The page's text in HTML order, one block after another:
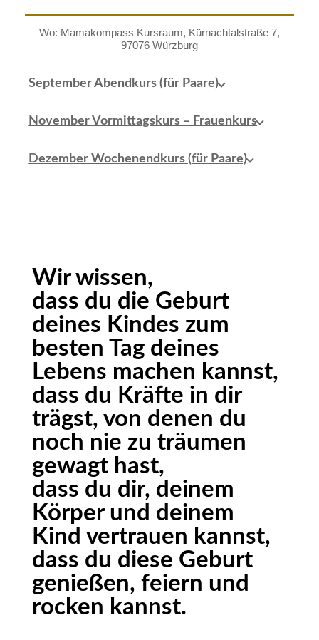
Wo: Mamakompass Kursraum, Kürnachtalstraße 7,
97076 Würzburg
September Abendkurs (für Paare)
November Vormittagskurs – Frauenkurs
Dezember Wochenendkurs (für Paare)
Wir wissen,
dass du die Geburt
deines Kindes zum
besten Tag deines
Lebens machen kannst,
dass du Kräfte in dir
trägst, von denen du
noch nie zu träumen
gewagt hast,
dass du dir, deinem
Körper und deinem
Kind vertrauen kannst,
dass du diese Geburt
genießen, feiern und
rocken kannst.